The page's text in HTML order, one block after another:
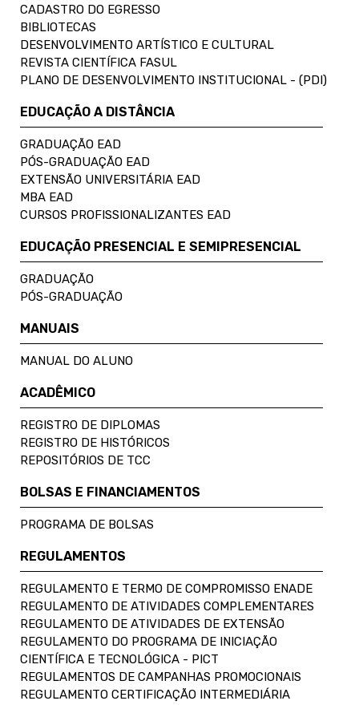
CADASTRO DO EGRESSO
BIBLIOTECAS
DESENVOLVIMENTO ARTÍSTICO E CULTURAL
REVISTA CIENTÍFICA FASUL
PLANO DE DESENVOLVIMENTO INSTITUCIONAL - (PDI)
EDUCAÇÃO A DISTÂNCIA
GRADUAÇÃO EAD
PÓS-GRADUAÇÃO EAD
EXTENSÃO UNIVERSITÁRIA EAD
MBA EAD
CURSOS PROFISSIONALIZANTES EAD
EDUCAÇÃO PRESENCIAL E SEMIPRESENCIAL
GRADUAÇÃO
PÓS-GRADUAÇÃO
MANUAIS
MANUAL DO ALUNO
ACADÊMICO
REGISTRO DE DIPLOMAS
REGISTRO DE HISTÓRICOS
REPOSITÓRIOS DE TCC
BOLSAS E FINANCIAMENTOS
PROGRAMA DE BOLSAS
REGULAMENTOS
REGULAMENTO E TERMO DE COMPROMISSO ENADE
REGULAMENTO DE ATIVIDADES COMPLEMENTARES
REGULAMENTO DE ATIVIDADES DE EXTENSÃO
REGULAMENTO DO PROGRAMA DE INICIAÇÃO
CIENTÍFICA E TECNOLÓGICA - PICT
REGULAMENTOS DE CAMPANHAS PROMOCIONAIS
REGULAMENTO CERTIFICAÇÃO INTERMEDIÁRIA